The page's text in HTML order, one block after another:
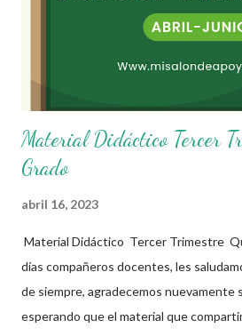
los compartimos con fines educativos,
😊 Obtén documento completo aquí
Material Didáctico Tercer
Grado
abril 16, 2023
Material Didáctico Tercer Trimestre
días compañeros docentes, les
de siempre, agradecemos nuevamente
esperando que el material que